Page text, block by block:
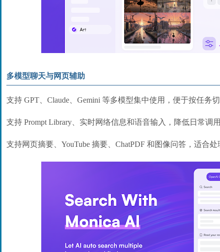
多模型聊天与网页辅助
支持 GPT、Claude、Gemini 等多模型集中使用，便于按任务
支持 Prompt Library、实时网络信息和语音输入，降低日常调
支持网页摘要、YouTube 摘要、ChatPDF 和图像问答，适合